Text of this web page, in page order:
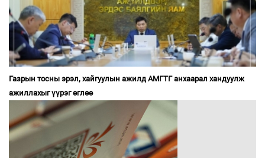
Газрын тосны эрэл, хайгуулын ажилд АМГТГ анхаарал хандуулж
ажиллахыг үүрэг өглөө